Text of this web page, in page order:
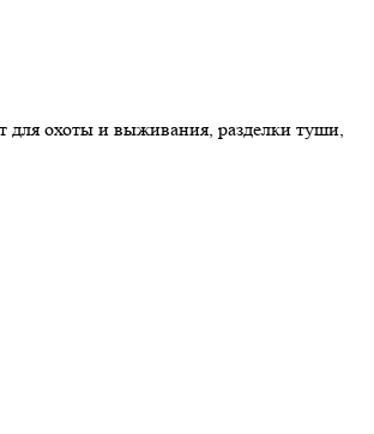
для охоты и выживания, разделки туши,